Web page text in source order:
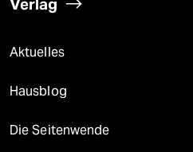
Aktuelles
Hausblog
Die Seitenwende